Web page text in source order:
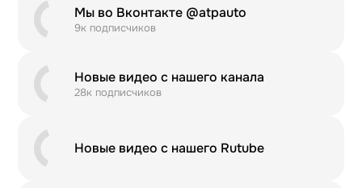
Мы во Вконтакте @atpauto
9к подписчиков
Новые видео с нашего канала
28к подписчиков
Новые видео с нашего Rutube